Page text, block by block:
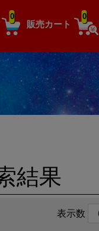
販売カート
0 0
結果
表示数